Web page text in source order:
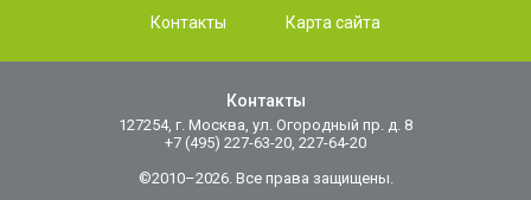
Контакты Карта сайта
Контакты
127254, г. Москва, ул. Огородный пр. д. 8
+7 (495) 227-63-20, 227-64-20
©2010–2026. Все права защищены.